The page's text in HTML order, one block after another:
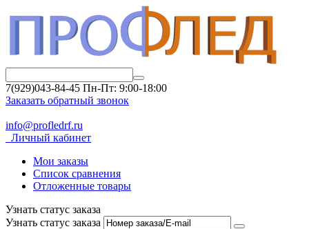
7(929)043-84-45 Пн-Пт: 9:00-18:00
Заказать обратный звонок
info@profledrf.ru
Личный кабинет
Мои заказы
Список сравнения
Отложенные товары
Узнать статус заказа
Узнать статус заказа